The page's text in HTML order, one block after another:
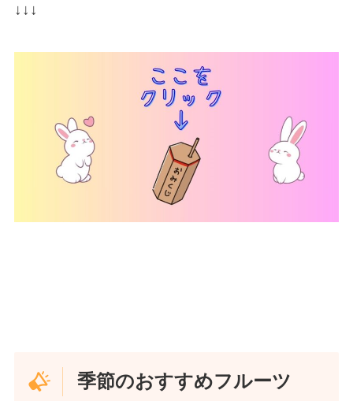
↓↓↓
季節のおすすめフルーツ